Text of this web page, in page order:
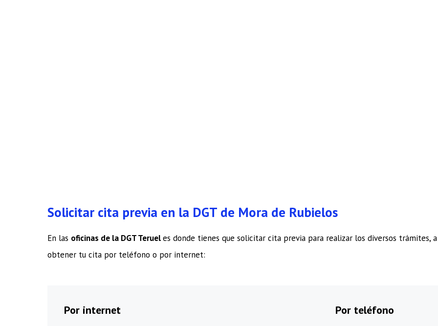
Solicitar cita previa en la DGT de Mora de Rubielos
En las oficinas de la DGT Terueles donde tienes que solicitar cita previa para realizar los diversos trámites,
obtener tu cita por teléfono o por internet:
Por internet Por teléfono